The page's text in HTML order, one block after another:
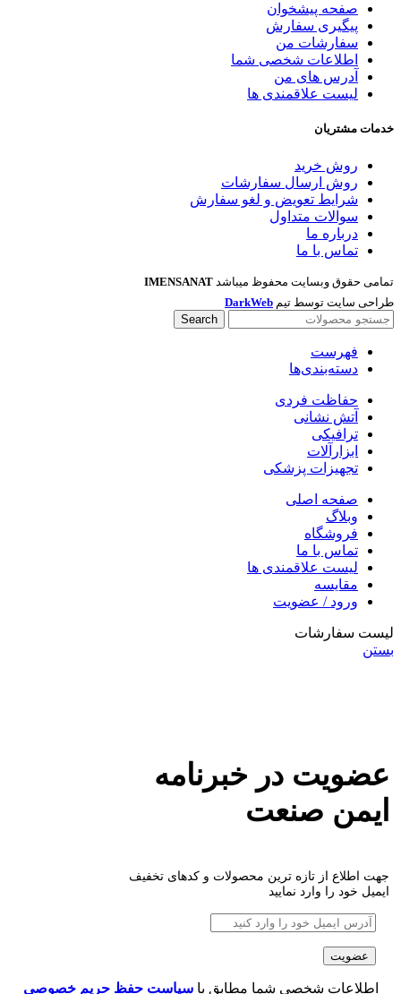
صفحه پیشخوان
پیگیری سفارش
سفارشات من
اطلاعات شخصی شما
آدرس های من
لیست علاقمندی ها
خدمات مشتریان
روش خرید
روش ارسال سفارشات
شرایط تعویض و لغو سفارش
سوالات متداول
درباره ما
تماس با ما
تمامی حقوق وبسایت محفوظ میباشد IMENSANAT
طراحی سایت توسط تیم DarkWeb
Search
فهرست
دسته‌بندی‌ها
حفاظت فردی
آتش نشانی
ترافیکی
ابزارآلات
تجهیزات پزشکی
صفحه اصلی
وبلاگ
فروشگاه
تماس با ما
لیست علاقمندی ها
مقایسه
ورود / عضویت
لیست سفارشات
بستن
عضویت در خبرنامه
ایمن صنعت
جهت اطلاع از تازه ترین محصولات و کدهای تخفیف
ایمیل خود را وارد نمایید
اطلاعات شخصی شما مطابق باسیاست حفظ حریم خصوصی